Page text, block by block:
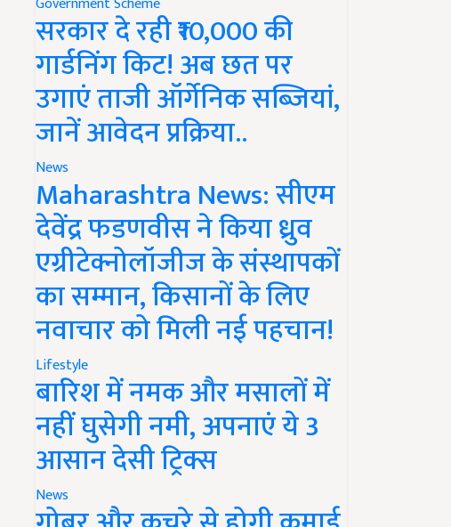
सरकार दे रही ₹10,000 की
गार्डनिंग किट! अब छत पर
उगाएं ताजी ऑर्गेनिक सब्जियां,
जानें आवेदन प्रक्रिया..
News
Maharashtra News: सीएम
देवेंद्र फडणवीस ने किया ध्रुव
एग्रीटेक्नोलॉजीज के संस्थापकों
का सम्मान, किसानों के लिए
नवाचार को मिली नई पहचान!
Lifestyle
बारिश में नमक और मसालों में
नहीं घुसेगी नमी, अपनाएं ये 3
आसान देसी ट्रिक्स
News